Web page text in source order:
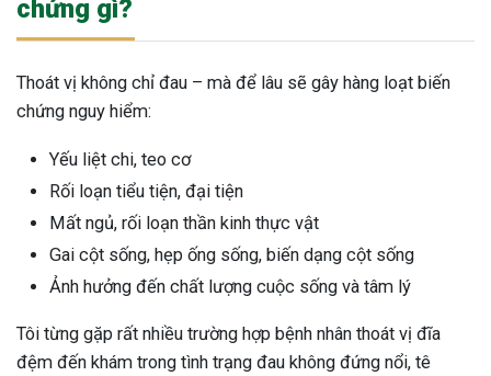
chứng gì?
Thoát vị không chỉ đau – mà để lâu sẽ gây hàng loạt biến
chứng nguy hiểm:
Yếu liệt chi, teo cơ
Rối loạn tiểu tiện, đại tiện
Mất ngủ, rối loạn thần kinh thực vật
Gai cột sống, hẹp ống sống, biến dạng cột sống
Ảnh hưởng đến chất lượng cuộc sống và tâm lý
Tôi từng gặp rất nhiều trường hợp bệnh nhân thoát vị đĩa
đệm đến khám trong tình trạng đau không đứng nổi, tê